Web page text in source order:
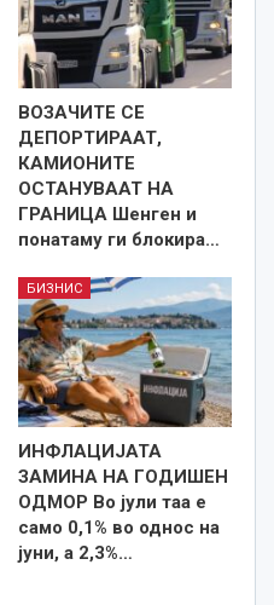
ВОЗАЧИТЕ СЕ
ДЕПОРТИРААТ,
КАМИОНИТЕ
ОСТАНУВААТ НА
ГРАНИЦА Шенген и
понатаму ги блокира…
БИЗНИС
ИНФЛАЦИЈАТА
ЗАМИНА НА ГОДИШЕН
ОДМОР Во јули таа е
само 0,1% во однос на
јуни, а 2,3%…